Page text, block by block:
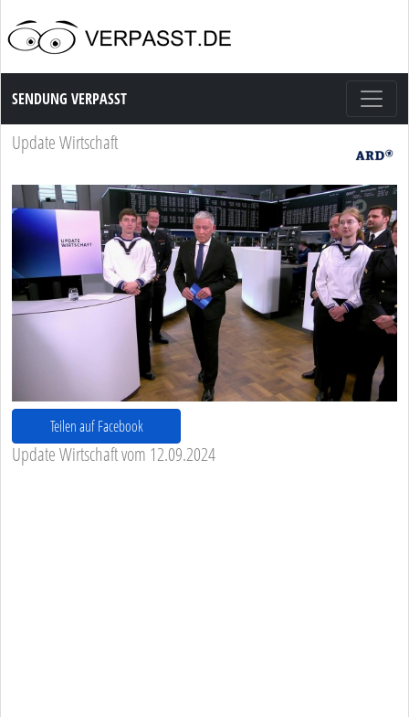
Sendung Verpasst
SENDUNG VERPASST
Update Wirtschaft
Teilen auf Facebook
Update Wirtschaft vom 12.09.2024